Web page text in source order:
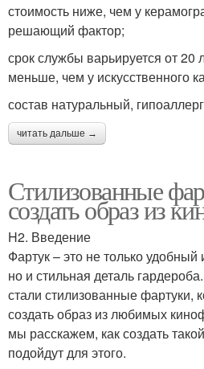
стоимость ниже, чем у
решающий фактор;
срок службы варьируется от 20
меньше, чем у искусственного
состав натуральный,
читать дальше →
Стилизованные
создать образ из
H2. Введение
Фартук – это не только удобный
но и стильная деталь
стали стилизованные фартуки,
создать образ из любимых
мы расскажем, как создать
подойдут для этого.